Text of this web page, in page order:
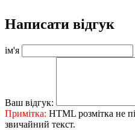
Написати відгук
ім'я
Ваш відгук:
Примітка: HTML розмітка не
звичайний текст.